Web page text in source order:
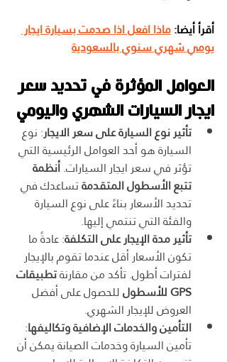
أقرأ أيضا: ماذا افعل اذا صدمت بسيارة ايجار
يومي شهري سنوي بالسعودية
العوامل المؤثرة في تحديد سعر
ايجار السيارات الشهري واليومي
تأثير نوع السيارة على سعر الايجار: نوع
السيارة هو أحد العوامل الرئيسية التي
تؤثر في سعر ايجار السيارات. أنظمة
تتبع الأسطول المتقدمة تساعدك في
تحديد الأسعار بناءً على نوع السيارة
والفئة التي تنتمي إليها.
تأثير مدة الإيجار على التكلفة: عادةً ما
تكون الأسعار أقل عندما تقوم بالإيجار
لفترات أطول. تأكد من مقارنة تطبيقات
GPS للأسطول
للحصول على أفضل
العروض للإيجار الشهري.
التأمين والخدمات الإضافية وتكاليفها:
تأمين السيارة وخدمات الصيانة يمكن أن